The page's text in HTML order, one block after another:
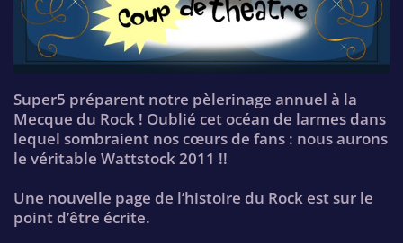
Super5 préparent notre pèlerinage annuel à la
Mecque du Rock ! Oublié cet océan de larmes dans
lequel sombraient nos cœurs de fans : nous aurons
le véritable Wattstock 2011 !!
Une nouvelle page de l’histoire du Rock est sur le
point d’être écrite.